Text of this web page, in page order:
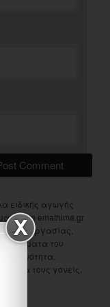
ειδικής αγωγής
με το emathima.gr
φύλλα εργασίας,
μαθήματα του
ενότητα.
για τους γονείς,